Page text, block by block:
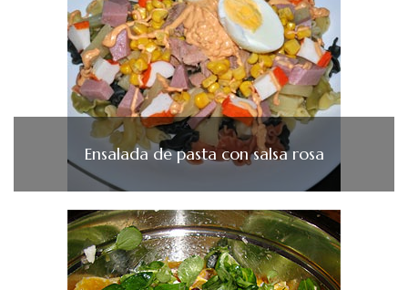
Ensalada de pasta con salsa rosa